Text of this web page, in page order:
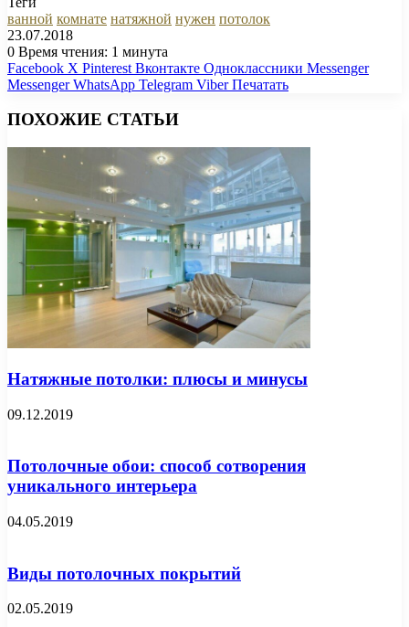
ванной комнате натяжной нужен потолок
23.07.2018
0 Время чтения: 1 минута
Facebook X Pinterest Вконтакте Одноклассники Messenger
Messenger WhatsApp Telegram Viber Печатать
ПОХОЖИЕ СТАТЬИ
Натяжные потолки: плюсы и минусы
09.12.2019
Потолочные обои: способ сотворения
уникального интерьера
04.05.2019
Виды потолочных покрытий
02.05.2019